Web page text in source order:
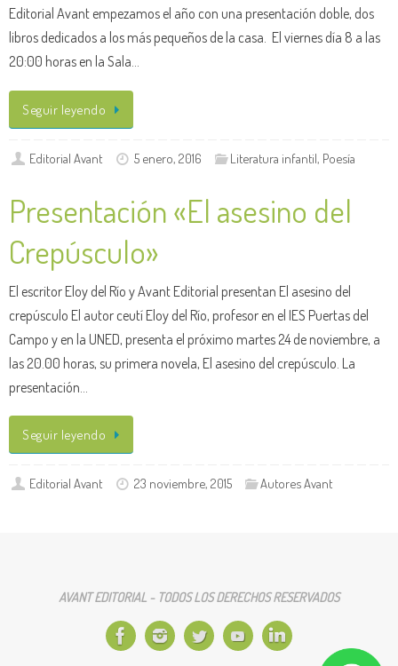
Editorial Avant empezamos el año con una presentación doble, dos
libros dedicados a los más pequeños de la casa. El viernes día 8 a las
20:00 horas en la Sala…
Seguir leyendo
Editorial Avant 5 enero, 2016 Literatura infantil, Poesía
Presentación «El asesino del
Crepúsculo»
El escritor Eloy del Río y Avant Editorial presentan El asesino del
crepúsculo El autor ceutí Eloy del Río, profesor en el IES Puertas del
Campo y en la UNED, presenta el próximo martes 24 de noviembre, a
las 20.00 horas, su primera novela, El asesino del crepúsculo. La
presentación…
Seguir leyendo
Editorial Avant 23 noviembre, 2015 Autores Avant
AVANT EDITORIAL - TODOS LOS DERECHOS RESERVADOS